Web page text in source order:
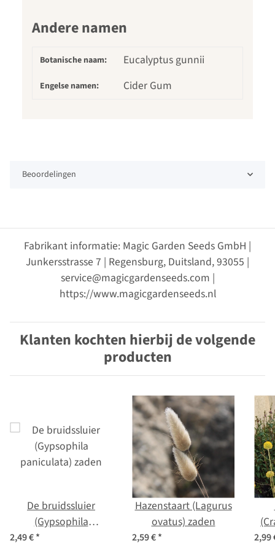
Andere namen
Botanische naam: Eucalyptus gunnii
Engelse namen: Cider Gum
Beoordelingen
Fabrikant informatie: Magic Garden Seeds GmbH |
Junkersstrasse 7 | Regensburg, Duitsland, 93055 |
service@magicgardenseeds.com |
https://www.magicgardenseeds.nl
Klanten kochten hierbij de volgende
producten
De bruidssluier
(Gypsophila
paniculata) zaden
2,49 €*
Hazenstaart (Lagurus
ovatus) zaden
2,59 €* 2,99